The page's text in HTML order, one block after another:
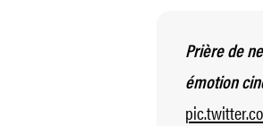
Prière de
émotion